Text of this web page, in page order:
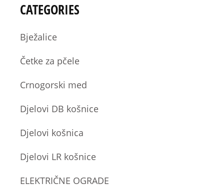
CATEGORIES
Bježalice
Četke za pčele
Crnogorski med
Djelovi DB košnice
Djelovi košnica
Djelovi LR košnice
ELEKTRIČNE OGRADE